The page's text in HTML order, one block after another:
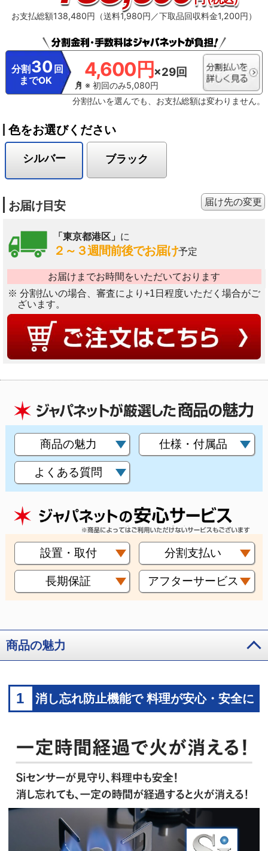
お支払総額138,480円（送料1,980円／下取品回収料金1,200円）
分割 30 回
までOK
4,600円×29回
※ 初回のみ5,080円
分割払いを選んでも、お支払総額は変わりません。
色をお選びください
シルバー ブラック
お届け目安
「東京都港区」 に
２～３週間前後でお届け予定
お届けまでお時間をいただいております
※ 分割払いの場合、審査により+1日程度いただく場合がご
ざいます。
届け先の変更
商品の魅力 仕様・付属品
よくある質問
設置・取付 分割支払い
長期保証 アフターサービス
商品の魅力
1 消し忘れ防止機能で 料理が安心・安全に